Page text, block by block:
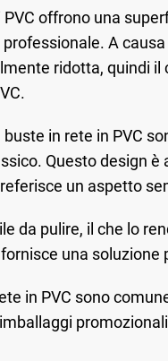
offrono una
A
ridotta, quindi
in rete in PVC
Questo design
un aspetto
da pulire, il che lo
fornisce una
in PVC sono